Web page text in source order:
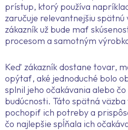
prístup, ktorý používa
zaručuje relevantnejšiu spätnú
zákazník už bude mať
procesom a samotným
Keď zákazník dostane tovar,
opýtať, aké jednoduché bolo
splnil jeho očakávania alebo
budúcnosti. Táto spätná
pochopiť ich potreby a
čo najlepšie spĺňala ich